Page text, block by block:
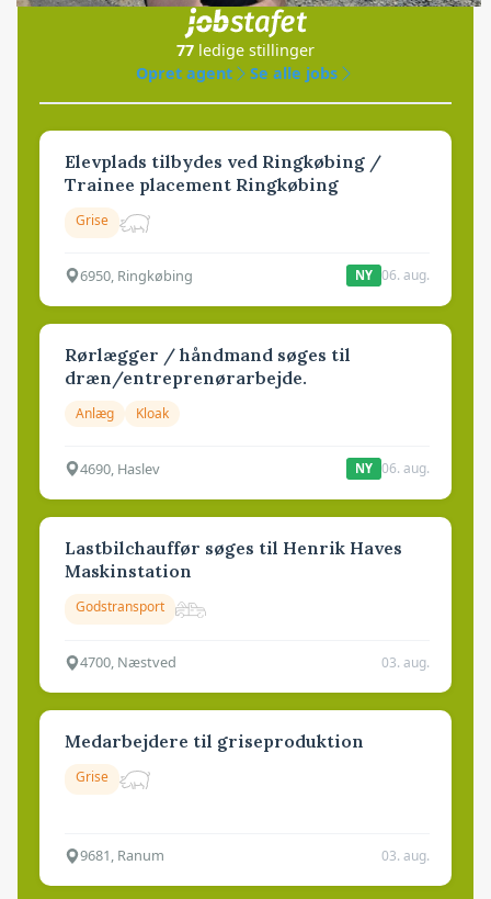
77 ledige stillinger
Opret agent
Se alle jobs
Elevplads tilbydes ved Ringkøbing /
Trainee placement Ringkøbing
Grise
6950, Ringkøbing NY 06. aug.
Rørlægger / håndmand søges til
dræn/entreprenørarbejde.
Anlæg Kloak
4690, Haslev NY 06. aug.
Lastbilchauffør søges til Henrik Haves
Maskinstation
Godstransport
4700, Næstved 03. aug.
Medarbejdere til griseproduktion
Grise
9681, Ranum 03. aug.